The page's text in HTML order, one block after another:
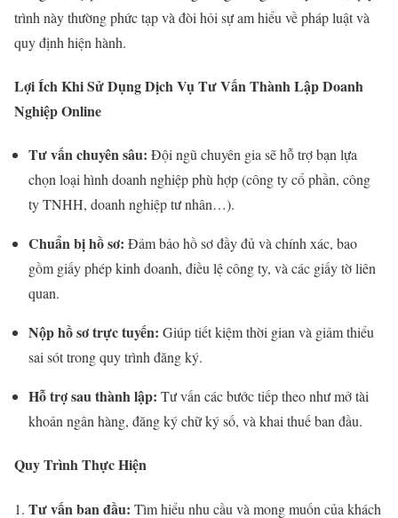
trình này thường phức tạp và đòi hỏi sự am hiểu về pháp luật và
quy định hiện hành.
Lợi Ích Khi Sử Dụng Dịch Vụ Tư Vấn Thành Lập Doanh
Nghiệp Online
Tư vấn chuyên sâu: Đội ngũ chuyên gia sẽ hỗ trợ bạn lựa
chọn loại hình doanh nghiệp phù hợp (công ty cổ phần, công
ty TNHH, doanh nghiệp tư nhân…).
Chuẩn bị hồ sơ: Đảm bảo hồ sơ đầy đủ và chính xác, bao
gồm giấy phép kinh doanh, điều lệ công ty, và các giấy tờ liên
quan.
Nộp hồ sơ trực tuyến: Giúp tiết kiệm thời gian và giảm thiểu
sai sót trong quy trình đăng ký.
Hỗ trợ sau thành lập: Tư vấn các bước tiếp theo như mở tài
khoản ngân hàng, đăng ký chữ ký số, và khai thuế ban đầu.
Quy Trình Thực Hiện
Tư vấn ban đầu: Tìm hiểu nhu cầu và mong muốn của khách